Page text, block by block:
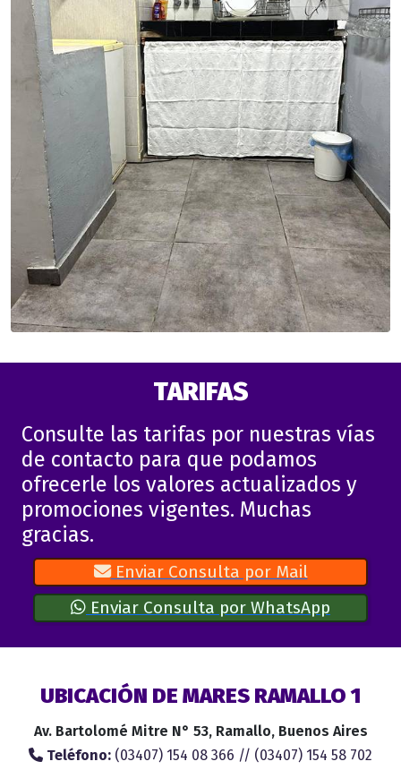
TARIFAS
Consulte las tarifas por nuestras vías
de contacto para que podamos
ofrecerle los valores actualizados y
promociones vigentes. Muchas
gracias.
Enviar Consulta por Mail
Enviar Consulta por WhatsApp
UBICACIÓN DE MARES RAMALLO 1
Av. Bartolomé Mitre N° 53, Ramallo, Buenos Aires
Teléfono: (03407) 154 08 366 // (03407) 154 58 702